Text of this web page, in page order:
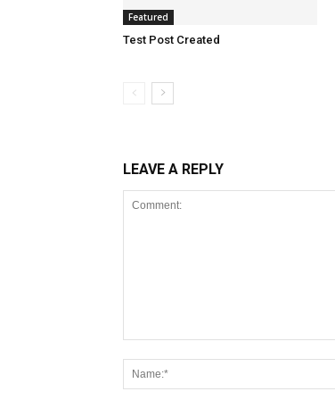
Featured
Test Post Created
LEAVE A REPLY